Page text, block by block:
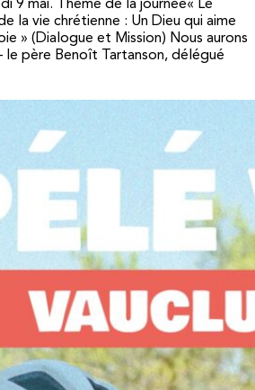
9 mai. Thème de la journée« Le
la vie chrétienne : Un Dieu qui aime
» (Dialogue et Mission) Nous aurons
le père Benoît Tartanson, délégué